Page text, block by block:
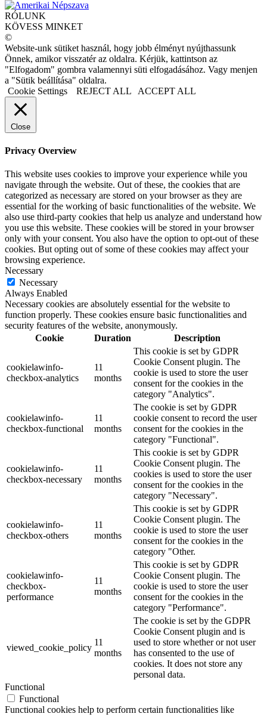
RÓLUNK
KÖVESS MINKET
©
Website-unk sütiket használ, hogy jobb élményt nyújthassunk
Önnek, amikor visszatér az oldalra. Kérjük, kattintson az
"Elfogadom" gombra valamennyi süti elfogadásához. Vagy menjen
a "Sütik beállítása" oldalra.
Cookie Settings
REJECT ALL ACCEPT ALL
Close
Privacy Overview
This website uses cookies to improve your experience while you
navigate through the website. Out of these, the cookies that are
categorized as necessary are stored on your browser as they are
essential for the working of basic functionalities of the website. We
also use third-party cookies that help us analyze and understand how
you use this website. These cookies will be stored in your browser
only with your consent. You also have the option to opt-out of these
cookies. But opting out of some of these cookies may affect your
browsing experience.
Necessary
Necessary
Always Enabled
Necessary cookies are absolutely essential for the website to
function properly. These cookies ensure basic functionalities and
security features of the website, anonymously.
Cookie
Duration Description
cookielawinfo-
checkbox-analytics
11
months
This cookie is set by GDPR
Cookie Consent plugin. The
cookie is used to store the user
consent for the cookies in the
category "Analytics".
cookielawinfo-
checkbox-functional
11
months
The cookie is set by GDPR
cookie consent to record the user
consent for the cookies in the
category "Functional".
cookielawinfo-
checkbox-necessary
11
months
This cookie is set by GDPR
Cookie Consent plugin. The
cookies is used to store the user
consent for the cookies in the
category "Necessary".
cookielawinfo-
checkbox-others
11
months
This cookie is set by GDPR
Cookie Consent plugin. The
cookie is used to store the user
consent for the cookies in the
category "Other.
cookielawinfo-
checkbox-
performance
11
months
This cookie is set by GDPR
Cookie Consent plugin. The
cookie is used to store the user
consent for the cookies in the
category "Performance".
viewed_cookie_policy
11
months
The cookie is set by the GDPR
Cookie Consent plugin and is
used to store whether or not user
has consented to the use of
cookies. It does not store any
personal data.
Functional
Functional
Functional cookies help to perform certain functionalities like